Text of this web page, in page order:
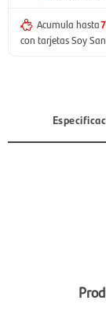
Acumula hasta
con tarjetas Soy